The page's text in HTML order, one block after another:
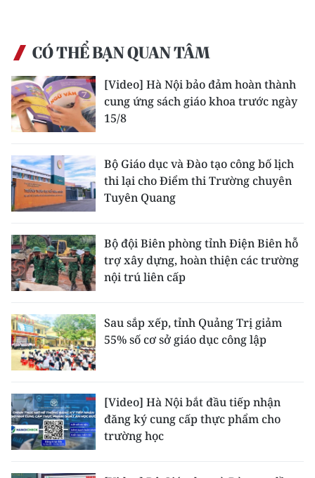
CÓ THỂ BẠN QUAN TÂM
[Video] Hà Nội bảo đảm hoàn thành
cung ứng sách giáo khoa trước ngày
15/8
Bộ Giáo dục và Đào tạo công bố lịch
thi lại cho Điểm thi Trường chuyên
Tuyên Quang
Bộ đội Biên phòng tỉnh Điện Biên hỗ
trợ xây dựng, hoàn thiện các trường
nội trú liên cấp
Sau sắp xếp, tỉnh Quảng Trị giảm
55% số cơ sở giáo dục công lập
[Video] Hà Nội bắt đầu tiếp nhận
đăng ký cung cấp thực phẩm cho
trường học